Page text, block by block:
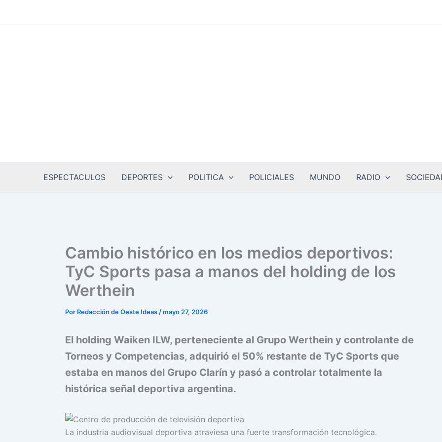
ESPECTACULOS DEPORTES POLITICA POLICIALES MUNDO RADIO
Cambio histórico en los medios deportivos:
TyC Sports pasa a manos del holding de los
Werthein
Por Redacción de Oeste Ideas /mayo 27, 2026
El holding Waiken ILW, perteneciente al Grupo Werthein y controlante de
Torneos y Competencias, adquirió el 50% restante de TyC Sports que
estaba en manos del Grupo Clarín y pasó a controlar totalmente la
histórica señal deportiva argentina.
La industria audiovisual deportiva atraviesa una fuerte transformación tecnológica.